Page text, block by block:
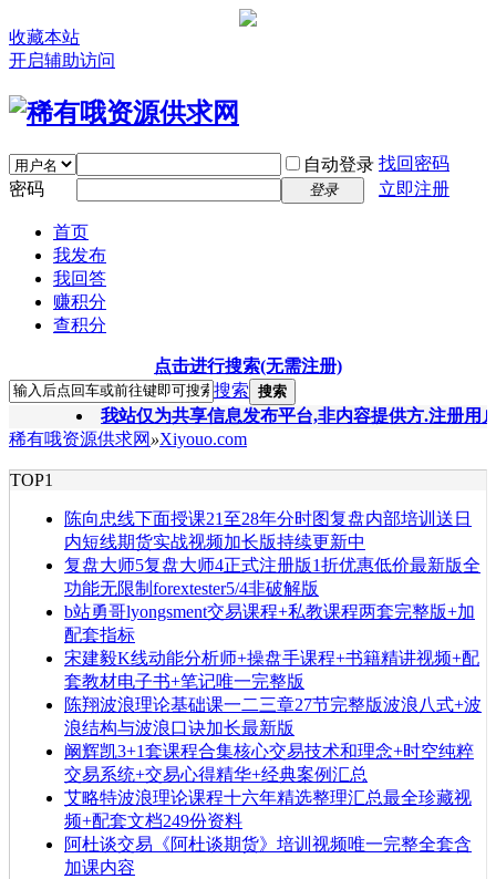
收藏本站
开启辅助访问
自动登录 找回密码
密码
登录 立即注册
首页
我发布
我回答
赚积分
查积分
点击进行搜索(无需注册)
搜索 搜索
我站仅为共享信息发布平台,非内容提供方.注册用户
稀有哦资源供求网 »Xiyouo.com
TOP1
陈向忠线下面授课21至28年分时图复盘内部培训送日
内短线期货实战视频加长版持续更新中
复盘大师5复盘大师4正式注册版1折优惠低价最新版全
功能无限制forextester5/4非破解版
b站勇哥lyongsment交易课程+私教课程两套完整版+加
配套指标
宋建毅K线动能分析师+操盘手课程+书籍精讲视频+配
套教材电子书+笔记唯一完整版
陈翔波浪理论基础课一二三章27节完整版波浪八式+波
浪结构与波浪口诀加长最新版
阚辉凯3+1套课程合集核心交易技术和理念+时空纯粹
交易系统+交易心得精华+经典案例汇总
艾略特波浪理论课程十六年精选整理汇总最全珍藏视
频+配套文档249份资料
阿杜谈交易《阿杜谈期货》培训视频唯一完整全套含
加课内容